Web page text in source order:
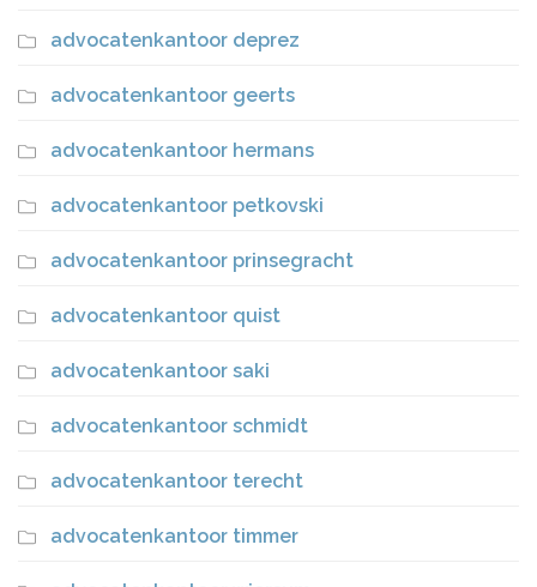
advocatenkantoor deprez
advocatenkantoor geerts
advocatenkantoor hermans
advocatenkantoor petkovski
advocatenkantoor prinsegracht
advocatenkantoor quist
advocatenkantoor saki
advocatenkantoor schmidt
advocatenkantoor terecht
advocatenkantoor timmer